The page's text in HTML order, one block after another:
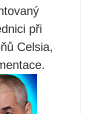
při
Celsia,